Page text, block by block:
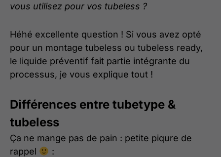
vous utilisez pour vos tubeless ?
Héhé excellente question ! Si vous avez opté
pour un montage tubeless ou tubeless ready,
le liquide préventif fait partie intégrante du
processus, je vous explique tout !
Différences entre tubetype &
tubeless
Ça ne mange pas de pain : petite piqure de
rappel
: